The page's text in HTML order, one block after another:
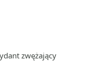
zwężający